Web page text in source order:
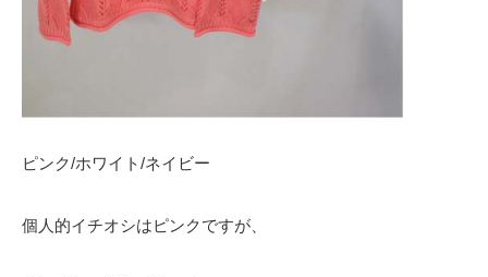
ピンク/ホワイト/ネイビー
個人的イチオシはピンクですが、